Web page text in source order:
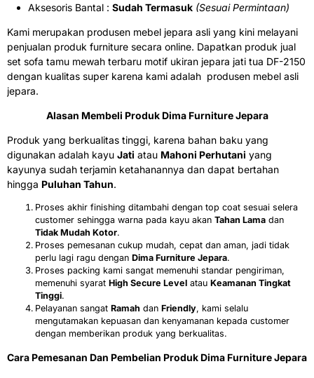
Aksesoris Bantal : Sudah Termasuk (Sesuai Permintaan)
Kami merupakan produsen mebel jepara asli yang kini melayani
penjualan produk furniture secara online. Dapatkan produk jual
set sofa tamu mewah terbaru motif ukiran jepara jati tua DF-2150
dengan kualitas super karena kami adalah produsen mebel asli
jepara.
Alasan Membeli Produk Dima Furniture Jepara
Produk yang berkualitas tinggi, karena bahan baku yang
digunakan adalah kayu Jati atau Mahoni Perhutani yang
kayunya sudah terjamin ketahanannya dan dapat bertahan
hingga Puluhan Tahun.
Proses akhir finishing ditambahi dengan top coat sesuai selera
customer sehingga warna pada kayu akan Tahan Lama dan
Tidak Mudah Kotor.
Proses pemesanan cukup mudah, cepat dan aman, jadi tidak
perlu lagi ragu dengan Dima Furniture Jepara.
Proses packing kami sangat memenuhi standar pengiriman,
memenuhi syarat High Secure Level atau Keamanan Tingkat
Tinggi.
Pelayanan sangat Ramah dan Friendly, kami selalu
mengutamakan kepuasan dan kenyamanan kepada customer
dengan memberikan produk yang berkualitas.
Cara Pemesanan Dan Pembelian Produk Dima Furniture Jepara